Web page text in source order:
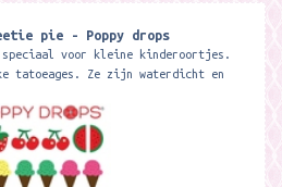
pie - Poppy drops
voor kleine kinderoortjes.
tatoeages. Ze zijn waterdicht en